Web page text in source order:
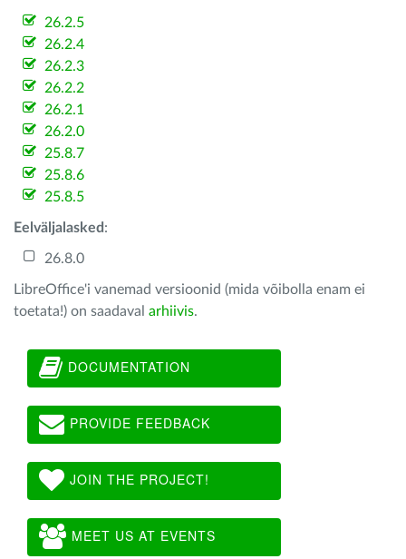
26.2.5
26.2.4
26.2.3
26.2.2
26.2.1
26.2.0
25.8.7
25.8.6
25.8.5
Eelväljalasked :
26.8.0
LibreOffice'i vanemad versioonid (mida võibolla enam ei
toetata!) on saadaval arhiivis.
DOCUMENTATION
PROVIDE FEEDBACK
JOIN THE PROJECT!
MEET US AT EVENTS